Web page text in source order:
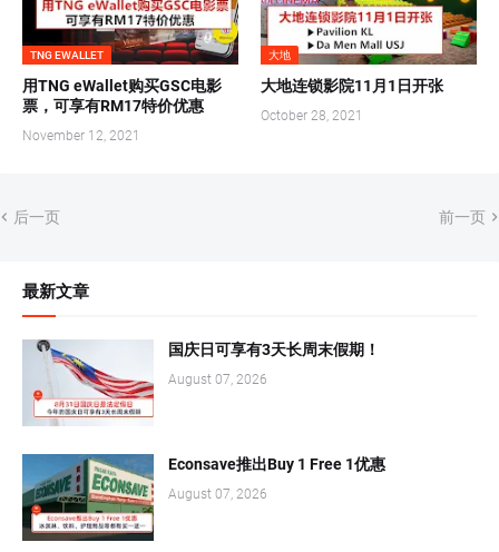
TNG EWALLET
用TNG eWallet购买GSC电影
票，可享有RM17特价优惠
November 12, 2021
大地
大地连锁影院11月1日开张
October 28, 2021
后一页 前一页
最新文章
国庆日可享有3天长周末假期！
August 07, 2026
Econsave推出Buy 1 Free 1优惠
August 07, 2026